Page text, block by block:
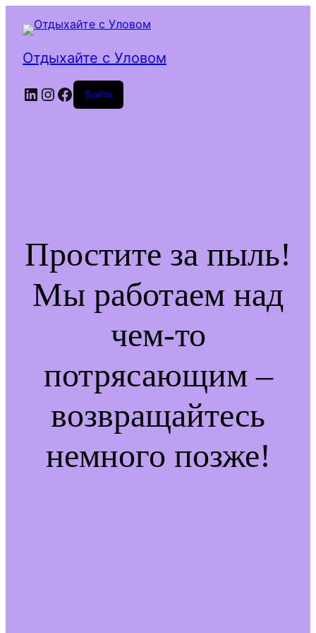
Отдыхайте с Уловом
LinkedIn
Instagram
Facebook
Войти
Простите за пыль!
Мы работаем над
чем-то
потрясающим –
возвращайтесь
немного позже!